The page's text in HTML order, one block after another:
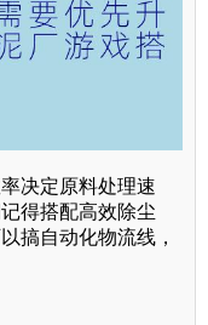
决定原料处理速
得搭配高效除尘
搞自动化物流线，